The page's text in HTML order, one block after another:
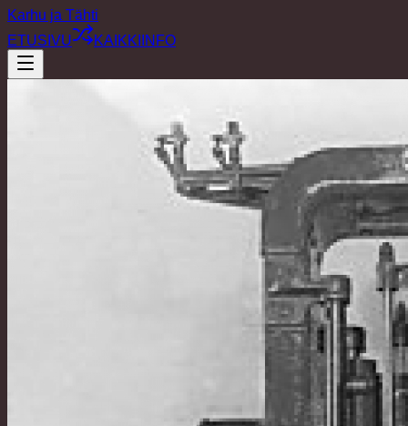
Karhu ja Tähti
ETUSIVU
KAIKKI INFO